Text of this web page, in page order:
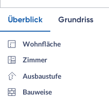
Überblick Grundriss
Wohnfläche
Zimmer
Ausbaustufe
Bauweise